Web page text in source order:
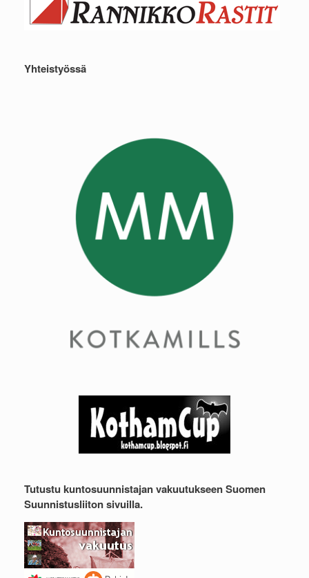
Yhteistyössä
Tutustu kuntosuunnistajan vakuutukseen Suomen
Suunnistusliiton sivuilla.